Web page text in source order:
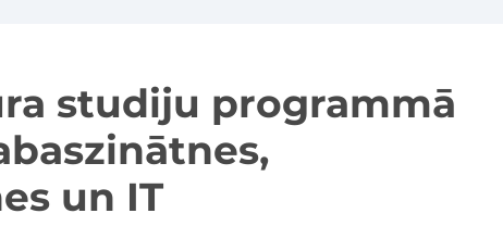
studiju programmā
un IT